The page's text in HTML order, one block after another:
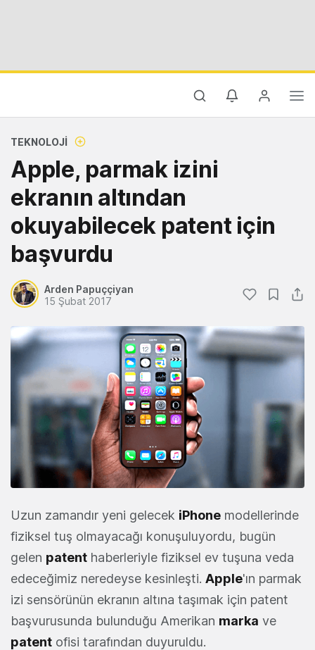
TEKNOLOJI
Apple, parmak izini
ekranın altından
okuyabilecek patent için
başvurdu
Arden Papuççiyan
15 Şubat 2017
Uzun zamandır yeni gelecek iPhone modellerinde
fiziksel tuş olmayacağı konuşuluyordu, bugün
gelen patent haberleriyle fiziksel ev tuşuna veda
edeceğimiz neredeyse kesinleşti. Apple'ın parmak
izi sensörünün ekranın altına taşımak için patent
başvurusunda bulunduğu Amerikan marka ve
patent ofisi tarafından duyuruldu.